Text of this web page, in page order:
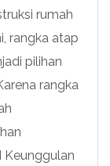
rumah
rangka atap
pilihan
rangka
Keunggulan